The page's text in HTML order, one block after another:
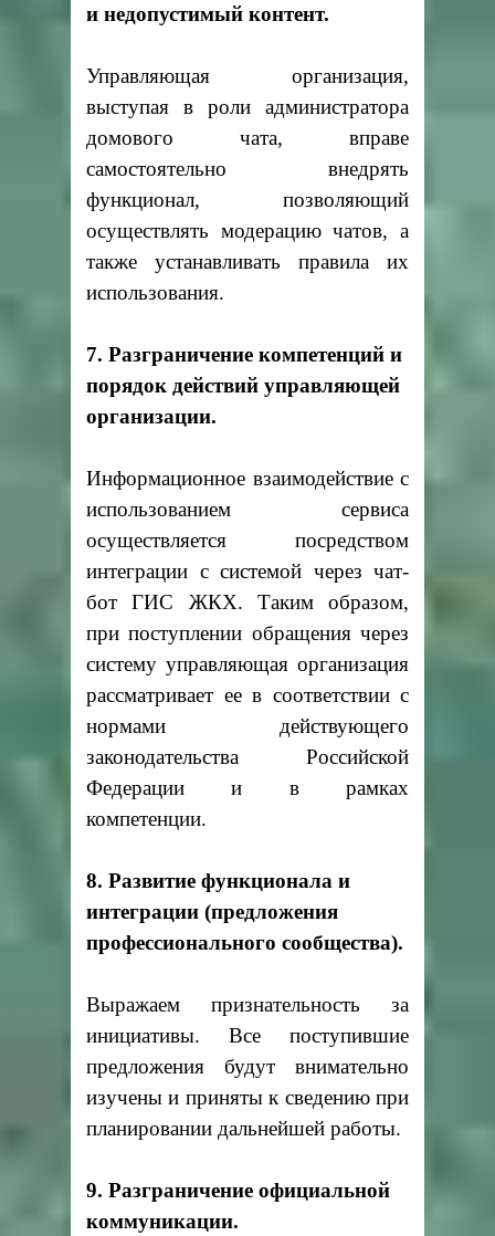
и недопустимый контент.
Управляющая организация,
выступая в роли администратора
домового чата, вправе
самостоятельно внедрять
функционал, позволяющий
осуществлять модерацию чатов, а
также устанавливать правила их
использования.
7. Разграничение компетенций и
порядок действий управляющей
организации.
Информационное взаимодействие с
использованием сервиса
осуществляется посредством
интеграции с системой через чат-
бот ГИС ЖКХ. Таким образом,
при поступлении обращения через
систему управляющая организация
рассматривает ее в соответствии с
нормами действующего
законодательства Российской
Федерации и в рамках
компетенции.
8. Развитие функционала и
интеграции (предложения
профессионального сообщества).
Выражаем признательность за
инициативы. Все поступившие
предложения будут внимательно
изучены и приняты к сведению при
планировании дальнейшей работы.
9. Разграничение официальной
коммуникации.